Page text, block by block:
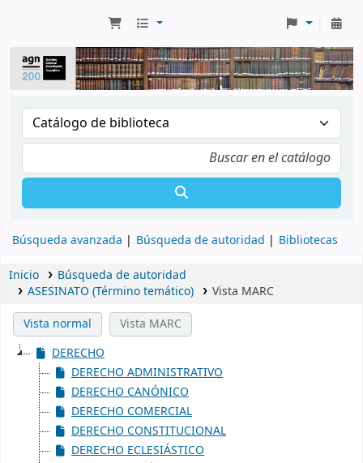
Búsqueda avanzada Búsqueda de autoridad Bibliotecas
Inicio
Búsqueda de autoridad
ASESINATO (Término temático)
Vista MARC
Vista normal
Vista MARC
DERECHO
DERECHO ADMINISTRATIVO
DERECHO CANÓNICO
DERECHO COMERCIAL
DERECHO CONSTITUCIONAL
DERECHO ECLESIÁSTICO